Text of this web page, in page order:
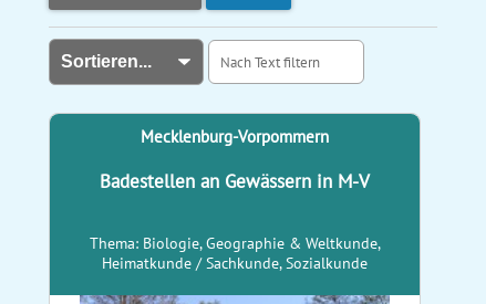
Mecklenburg-Vorpommern
Badestellen an Gewässern in M-V
Thema: Biologie, Geographie & Weltkunde,
Heimatkunde / Sachkunde, Sozialkunde